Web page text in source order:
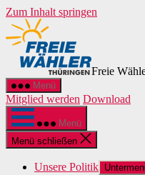
Zum Inhalt springen
Freie
Menü
Mitglied werden Download
Menü
Menü schließen
Unsere Politik